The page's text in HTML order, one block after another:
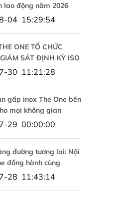
lao động năm 2026
04 15:29:54
ONE TỔ CHỨC
SÁT ĐỊNH KỲ ISO
14001: KHẲNG ĐỊNH
30 11:21:28
gấp inox The One bền
mọi không gian
29 00:00:00
đường tương lai: Nội
đồng hành cùng
Công nghệ –
28 11:43:14